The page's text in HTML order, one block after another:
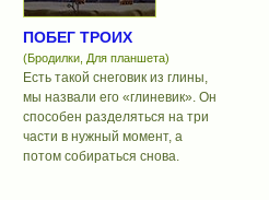
ПОБЕГ ТРОИХ
(Бродилки, Для планшета)
Есть такой снеговик из глины,
мы назвали его «глиневик». Он
способен разделяться на три
части в нужный момент, а
потом собираться снова.